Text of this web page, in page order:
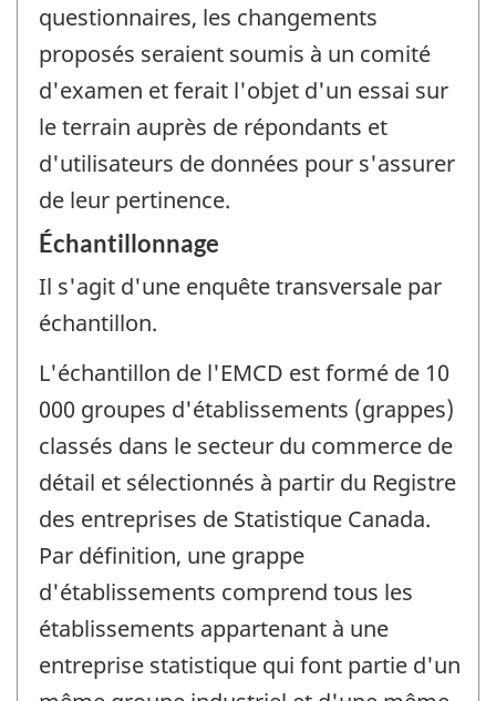
questionnaires, les changements
proposés seraient soumis à un comité
d'examen et ferait l'objet d'un essai sur
le terrain auprès de répondants et
d'utilisateurs de données pour s'assurer
de leur pertinence.
Échantillonnage
Il s'agit d'une enquête transversale par
échantillon.
L'échantillon de l'EMCD est formé de 10
000 groupes d'établissements (grappes)
classés dans le secteur du commerce de
détail et sélectionnés à partir du Registre
des entreprises de Statistique Canada.
Par définition, une grappe
d'établissements comprend tous les
établissements appartenant à une
entreprise statistique qui font partie d'un